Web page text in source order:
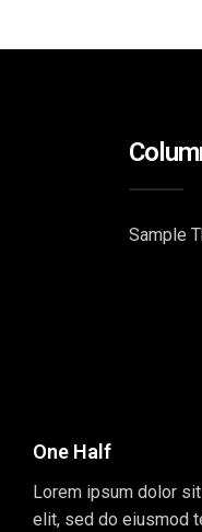
Sample
One Half
Lorem ipsum dolor
elit, sed do eiusmod